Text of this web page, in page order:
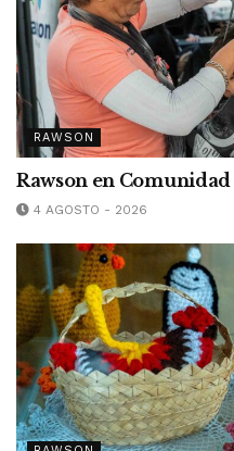
RAWSON
Rawson en
4 AGOSTO - 2026